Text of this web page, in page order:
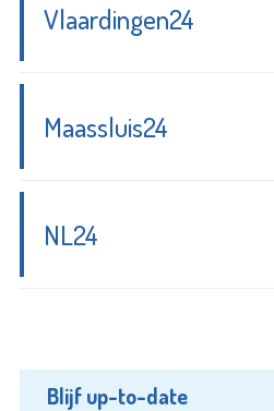
Vlaardingen24
Maassluis24
NL24
Blijf up-to-date